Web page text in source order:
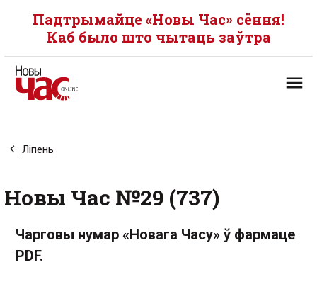
Падтрымайце «Новы Час» сёння!
Каб было што чытаць заўтра
Ліпень
Новы Час №29 (737)
Чарговы нумар «Новага Часу» ў фармаце
PDF.